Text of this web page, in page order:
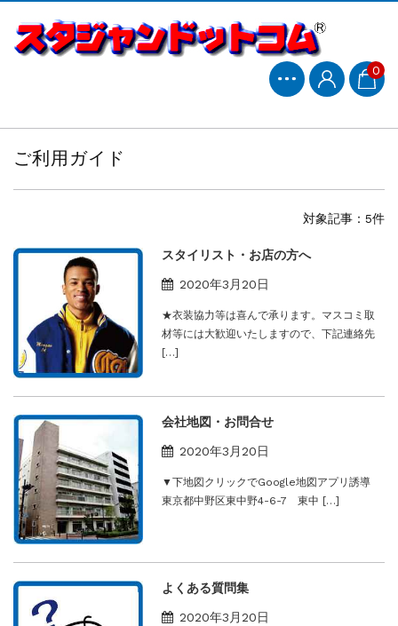
0
ご利用ガイド
対象記事：5件
スタイリスト・お店の方へ
2020年3月20日
★衣装協力等は喜んで承ります。マスコミ取
材等には大歓迎いたしますので、下記連絡先
[…]
会社地図・お問合せ
2020年3月20日
▼下地図クリックでGoogle地図アプリ誘導
東京都中野区東中野4-6-7 東中 […]
よくある質問集
2020年3月20日